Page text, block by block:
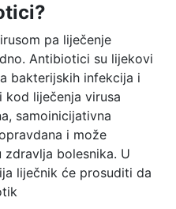
pa liječenje
Antibiotici su lijekovi
bakterijskih infekcija i
liječenja virusa
samoinicijativna
i može
bolesnika. U
liječnik će prosuditi da